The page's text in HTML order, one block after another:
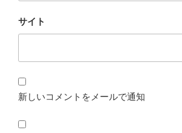
サイト
新しいコメントをメールで通知